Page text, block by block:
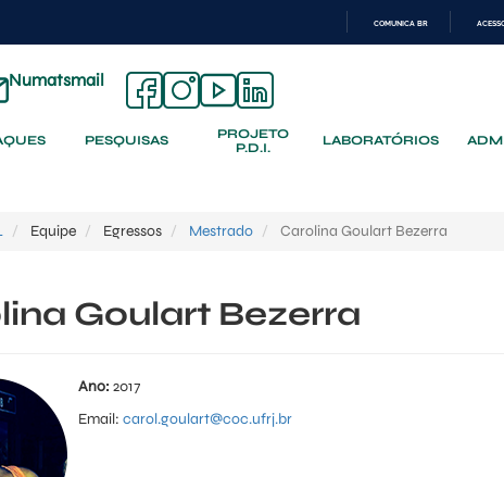
CONTEÚDO
COMUNICA BR
Numatsmail
PESQUISAS
PROJETO
P.D.I.
LABORATÓRIOS
Equipe Egressos Mestrado Carolina Goulart Bezerra
Goulart Bezerra
Ano: 2017
Email: carol.goulart@coc.ufrj.br